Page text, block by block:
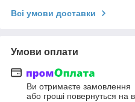
Всі умови доставки
Умови оплати
Ви отримаєте замовлення
або гроші повернуться на